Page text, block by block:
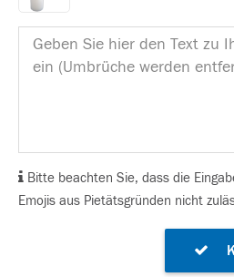
Bitte beachten Sie, dass die
Emojis aus Pietätsgründen nicht